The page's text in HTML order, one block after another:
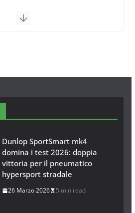
Dunlop SportSmart mk4
domina i test 2026: doppia
vittoria per il pneumatico
hypersport stradale
26 Marzo 2026 5 min read